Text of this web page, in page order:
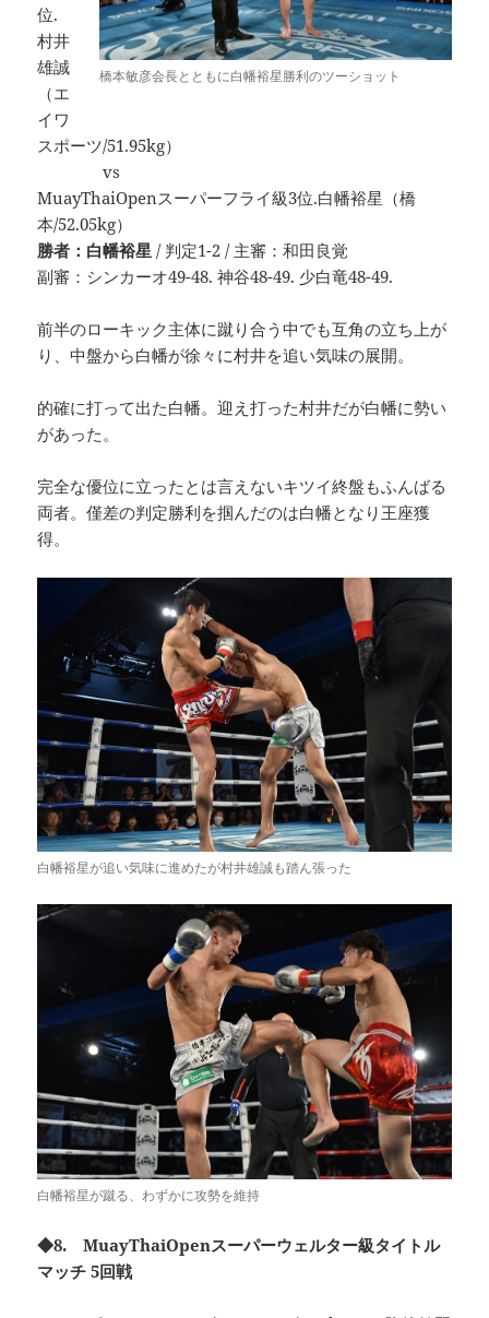
橋本敏彦会長とともに白幡裕星勝利のツーショット
位.
村井
雄誠
（エ
イワ
スポーツ/51.95kg）
vs
MuayThaiOpenスーパーフライ級3位.白幡裕星（橋
本/52.05kg）
勝者：白幡裕星 / 判定1-2 / 主審：和田良覚
副審：シンカーオ49-48. 神谷48-49. 少白竜48-49.
前半のローキック主体に蹴り合う中でも互角の立ち上が
り、中盤から白幡が徐々に村井を追い気味の展開。
的確に打って出た白幡。迎え打った村井だが白幡に勢い
があった。
完全な優位に立ったとは言えないキツイ終盤もふんばる
両者。僅差の判定勝利を掴んだのは白幡となり王座獲
得。
白幡裕星が追い気味に進めたが村井雄誠も踏ん張った
白幡裕星が蹴る、わずかに攻勢を維持
◆8. MuayThaiOpenスーパーウェルター級タイトル
マッチ 5回戦